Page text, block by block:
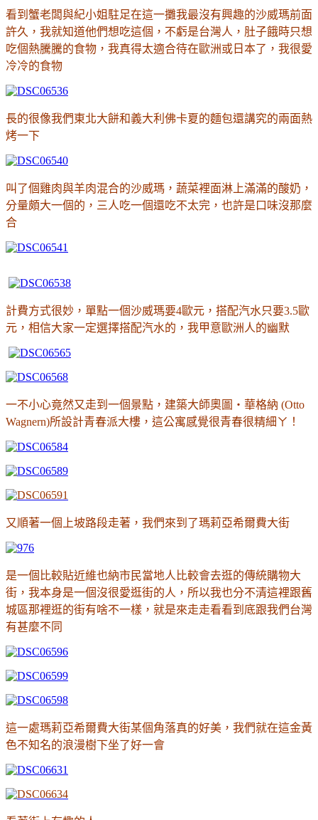
看到蟹老闆與紀小姐駐足在這一攤我最沒有興趣的沙威瑪前面
許久，我就知道他們想吃這個，不虧是台灣人，肚子餓時只想
吃個熱騰騰的食物，我真得太適合待在歐洲或日本了，我很愛
冷冷的食物
長的很像我們東北大餅和義大利佛卡夏的麵包還講究的兩面熱
烤一下
叫了個雞肉與羊肉混合的沙威瑪，蔬菜裡面淋上滿滿的酸奶，
分量頗大一個的，三人吃一個還吃不太完，也許是口味沒那麼
合
計費方式很妙，單點一個沙威瑪要4歐元，搭配汽水只要3.5歐
元，相信大家一定選擇搭配汽水的，我甲意歐洲人的幽默
一不小心竟然又走到一個景點，建築大師奧圖‧華格納 (Otto
Wagnern)所設計青春派大樓，這公寓感覺很青春很精細ㄚ ！
又順著一個上坡路段走著，我們來到了瑪莉亞希爾費大街
是一個比較貼近維也納市民當地人比較會去逛的傳統購物大
街，我本身是一個沒很愛逛街的人，所以我也分不清這裡跟舊
城區那裡逛的街有啥不一樣，就是來走走看看到底跟我們台灣
有甚麼不同
這一處瑪莉亞希爾費大街某個角落真的好美，我們就在這金黃
色不知名的浪漫樹下坐了好一會